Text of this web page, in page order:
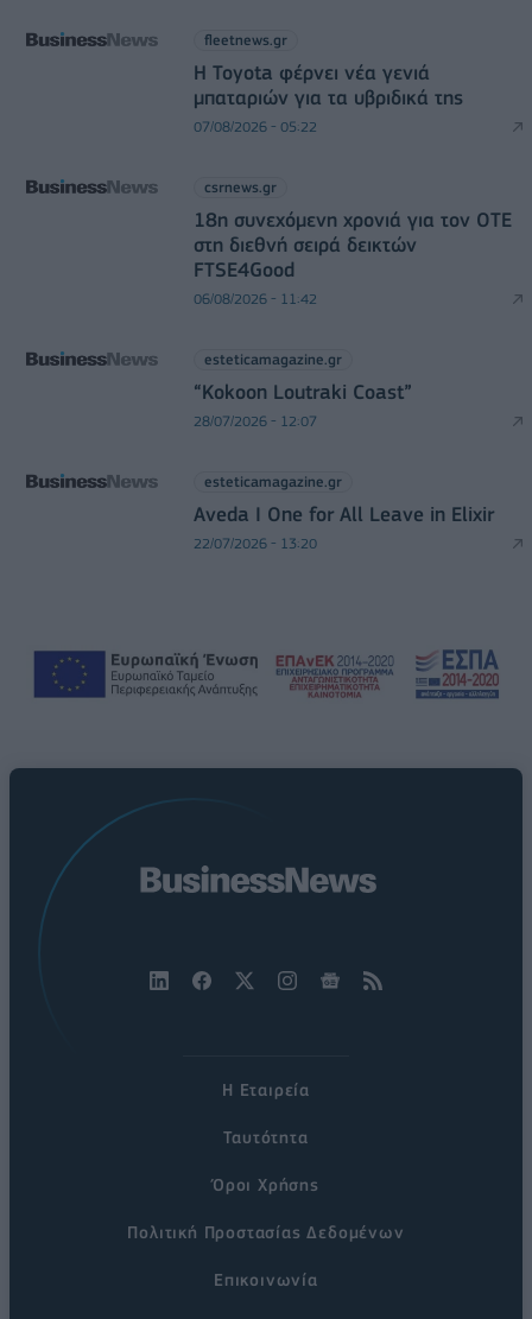
fleetnews.gr
Η Toyota φέρνει νέα γενιά
μπαταριών για τα υβριδικά της
07/08/2026 - 05:22
csrnews.gr
18η συνεχόμενη χρονιά για τον ΟΤΕ
στη διεθνή σειρά δεικτών
FTSE4Good
06/08/2026 - 11:42
esteticamagazine.gr
“Kokoon Loutraki Coast”
28/07/2026 - 12:07
esteticamagazine.gr
Aveda I One for All Leave in Elixir
22/07/2026 - 13:20
Η Εταιρεία
Ταυτότητα
Όροι Χρήσης
Πολιτική Προστασίας Δεδομένων
Επικοινωνία